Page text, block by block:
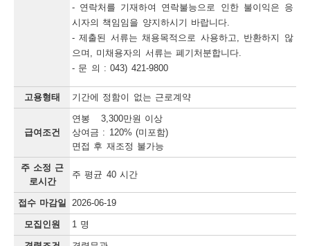
- 연락처를 기재하여 연락불능으로 인한 불이익은 응
시자의 책임임을 양지하시기 바랍니다.
- 제출된 서류는 채용목적으로 사용하고, 반환하지 않
으며, 미채용자의 서류는 폐기처분합니다.
- 문 의 : 043) 421-9800
고용형태 기간에 정함이 없는 근로계약
급여조건
연봉 3,300만원 이상
상여금 : 120% (미포함)
면접 후 재조정 불가능
주 소정 근
로시간
주 평균 40 시간
접수 마감일 2026-06-19
모집인원 1 명